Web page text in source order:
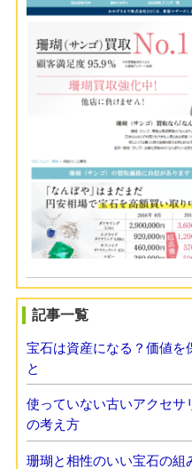
記事一覧
宝石は資産になる？価値を
と
使っていない古いアクセサ
の考え方
珊瑚と相性のいい宝石の組